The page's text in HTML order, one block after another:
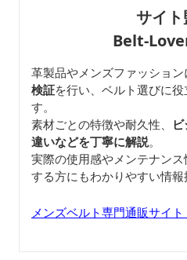
サイ
Belt-
革製品やメンズファッショ
検証を行い、ベルト選びに
す。
素材ごとの特徴や耐久性、
違いなどを丁寧に解説。
実際の使用感やメンテナン
する方にもわかりやすい情報
メンズベルト専門通販サイ